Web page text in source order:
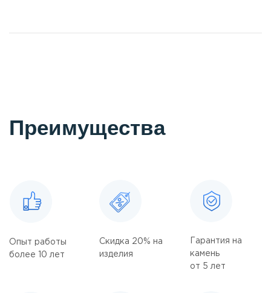
Преимущества
Опыт работы
более 10 лет
Скидка 20% на
изделия
Гарантия на
камень
от 5 лет